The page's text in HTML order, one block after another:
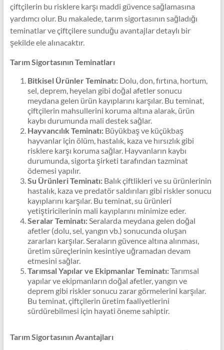
çiftçilerin bu risklere karşı maddi güvence sağlamasına
yardımcı olur. Bu makalede, tarım sigortasının sağladığı
teminatlar ve çiftçilere sunduğu avantajlar detaylı bir
şekilde ele alınacaktır.
Tarım Sigortasının Teminatları
Bitkisel Ürünler Teminatı:Dolu, don, fırtına, hortum,
sel, deprem, heyelan gibi doğal afetler sonucu
meydana gelen ürün kayıplarını karşılar. Bu teminat,
çiftçilerin mahsullerini koruma altına alarak, ürün
kaybı durumunda mali destek sağlar.
Hayvancılık Teminatı:Büyükbaş ve küçükbaş
hayvanlar için ölüm, hastalık, kaza ve hırsızlık gibi
risklere karşı koruma sağlar. Hayvanların kaybı
durumunda, sigorta şirketi tarafından tazminat
ödemesi yapılır.
Su Ürünleri Teminatı:Balık çiftlikleri ve su ürünlerinin
hastalık, kaza ve predatör saldırıları gibi riskler sonucu
kayıplarını karşılar. Bu teminat, su ürünleri
yetiştiricilerinin mali kayıplarını minimize eder.
Seralar Teminatı:Seralarda meydana gelen doğal
afetler (dolu, sel, yangın vb.) sonucunda oluşan
zararları karşılar. Seraların güvence altına alınması,
üretim süreçlerinin kesintiye uğramadan devam
etmesini sağlar.
Tarımsal Yapılar ve Ekipmanlar Teminatı:Tarımsal
yapılar ve ekipmanların doğal afetler, yangın ve
deprem gibi riskler sonucu zarar görmelerini karşılar.
Bu teminat, çiftçilerin üretim faaliyetlerini
sürdürebilmesi için hayati öneme sahiptir.
Tarım Sigortasının Avantajları